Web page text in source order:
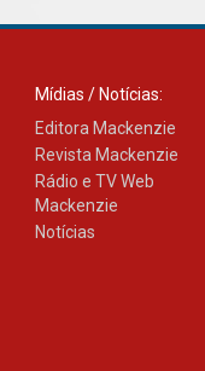
Mídias / Notícias:
Editora Mackenzie
Revista Mackenzie
Rádio e TV Web
Mackenzie
Notícias